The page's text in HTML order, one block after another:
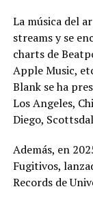
La música del
streams y se
charts de
Apple Music,
Blank se ha
Los Angeles,
Diego,
Además, en
Fugitivos,
Records de